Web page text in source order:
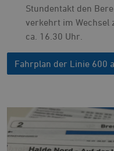
Stundentakt den
verkehrt im Wechsel
ca. 16.30 Uhr.
Fahrplan der Linie 600